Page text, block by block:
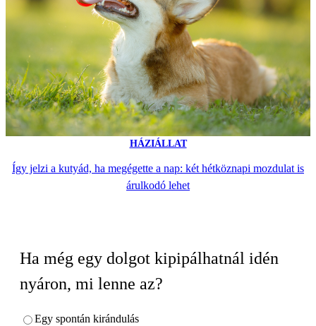
HÁZIÁLLAT
Így jelzi a kutyád, ha megégette a nap: két hétköznapi mozdulat is
árulkodó lehet
Ha még egy dolgot kipipálhatnál idén
nyáron, mi lenne az?
Egy spontán kirándulás